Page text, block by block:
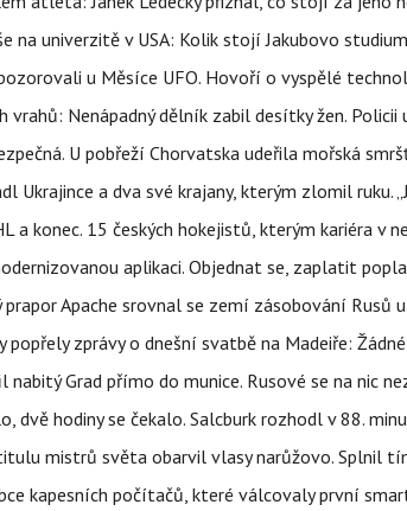
na univerzitě v USA: Kolik stojí Jakubovo
u Měsíce UFO. Hovoří o vyspělé
vrahů: Nenápadný dělník zabil desítky žen.
U pobřeží Chorvatska udeřila mořská
Ukrajince a dva své krajany, kterým zlomil ruku.
a konec. 15 českých hokejistů, kterým kariéra v
aplikaci. Objednat se, zaplatit
prapor Apache srovnal se zemí zásobování Rusů
popřely zprávy o dnešní svatbě na Madeiře:
nabitý Grad přímo do munice. Rusové se na nic
dvě hodiny se čekalo. Salcburk rozhodl v 88.
mistrů světa obarvil vlasy narůžovo. Splnil
kapesních počítačů, které válcovaly první